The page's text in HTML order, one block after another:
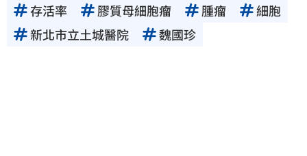
存活率 膠質母細胞瘤 腫瘤
細胞
新北市立土城醫院
魏國珍